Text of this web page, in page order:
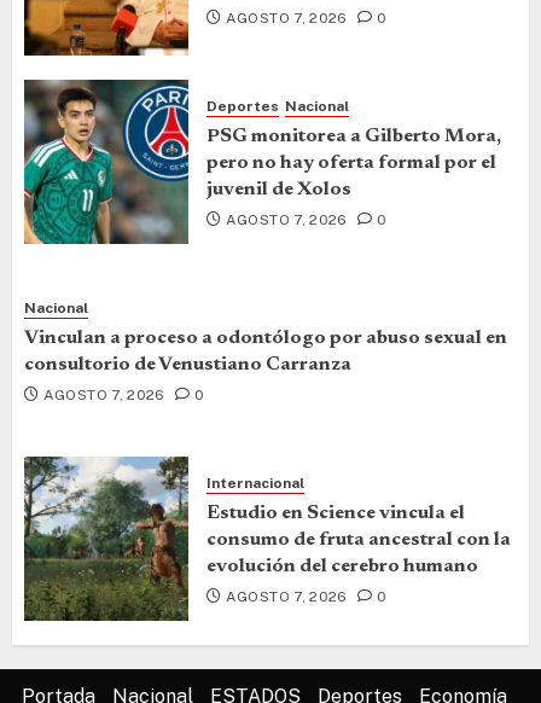
AGOSTO 7, 2026 0
Deportes Nacional
PSG monitorea a Gilberto Mora,
pero no hay oferta formal por el
juvenil de Xolos
AGOSTO 7, 2026 0
Nacional
Vinculan a proceso a odontólogo por abuso sexual en
consultorio de Venustiano Carranza
AGOSTO 7, 2026 0
Internacional
Estudio en Science vincula el
consumo de fruta ancestral con la
evolución del cerebro humano
AGOSTO 7, 2026 0
Portada Nacional ESTADOS Deportes Economía